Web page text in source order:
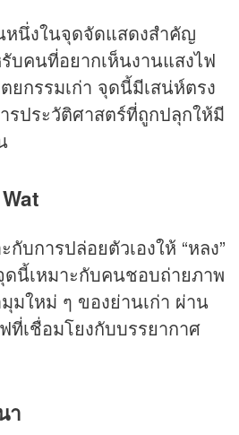
หนึ่งในจุดจัดแสดงสำคัญ
บคนที่อยากเห็นงานแสงไฟ
ยกรรมเก่า จุดนี้มีเสน่ห์ตรง
รประวัติศาสตร์ที่ถูกปลุกให้มี
บการปล่อยตัวเองให้ “หลง”
นี้เหมาะกับคนชอบถ่ายภาพ
มใหม่ ๆ ของย่านเก่า ผ่าน
ที่เชื่อมโยงกับบรรยากาศ
า